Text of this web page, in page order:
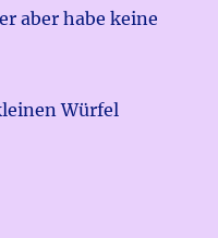
aber habe keine
Würfel